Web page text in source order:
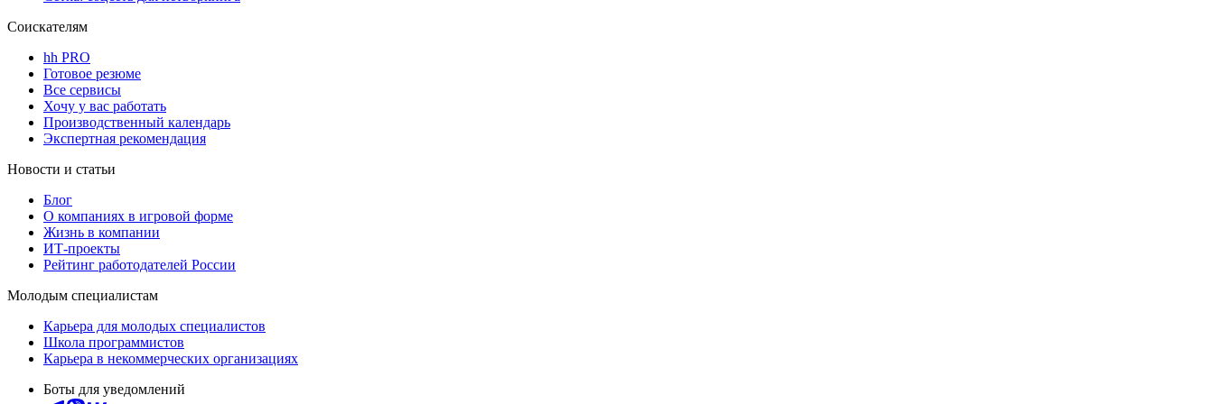
Соискателям
hh PRO
Готовое резюме
Все сервисы
Хочу у вас работать
Производственный календарь
Экспертная рекомендация
Новости и статьи
Блог
О компаниях в игровой форме
Жизнь в компании
ИТ-проекты
Рейтинг работодателей России
Молодым специалистам
Карьера для молодых специалистов
Школа программистов
Карьера в некоммерческих организациях
Боты для уведомлений